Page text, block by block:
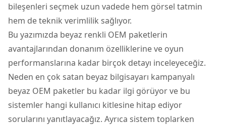
bileşenleri seçmek uzun vadede hem görsel tatmin
hem de teknik verimlilik sağlıyor.
Bu yazımızda beyaz renkli OEM paketlerin
avantajlarından donanım özelliklerine ve oyun
performanslarına kadar birçok detayı inceleyeceğiz.
Neden en çok satan beyaz bilgisayarı kampanyalı
beyaz OEM paketler bu kadar ilgi görüyor ve bu
sistemler hangi kullanıcı kitlesine hitap ediyor
sorularını yanıtlayacağız. Ayrıca sistem toplarken